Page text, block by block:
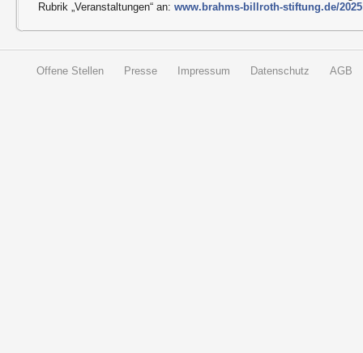
Rubrik „Veranstaltungen“ an:www.brahms-billroth-stiftung.de/2025
Offene Stellen Presse Impressum Datenschutz AGB